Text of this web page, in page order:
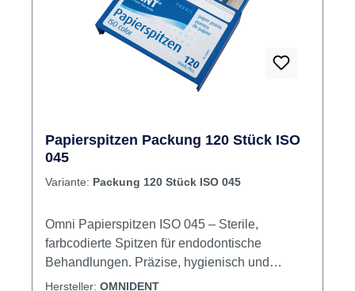
Papierspitzen Packung 120 Stück ISO
045
Variante: Packung 120 Stück ISO 045
Omni Papierspitzen ISO 045 – Sterile,
farbcodierte Spitzen für endodontische
Behandlungen. Präzise, hygienisch und
effizient: Die Omni Papierspitzen sind ein
Hersteller: OMNIDENT